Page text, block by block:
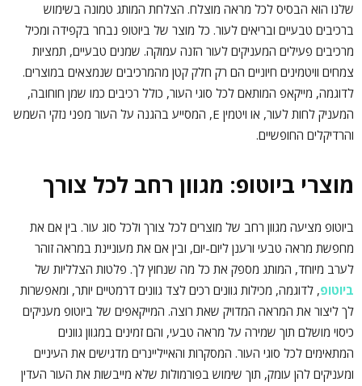
שלנו הוא הבסיס לכל מראה מוצלח. הצלחת המותג טמונה בשימוש
ברכיבים טבעיים ובריאים לעור. כל מוצר של ביוטופ נבחר בקפידה ומכיל
מרכיבים פעילים המעניקים לעור הזנה עמוקה. שמנים טבעיים, תמציות
צמחים וויטמינים חיוניים הם רק חלק קטן מהמרכיבים שנמצאים במוצרים.
לדוגמה, מייקאפ המותאם לכל סוגי העור, כולל רכיבים כמו שמן חוחובה,
המעניק לחות לעור, או ויטמין E, המסייע בהגנה על העור מפני נזקי השמש
והרדיקלים החופשיים.
מוצרי ביוטופ: מגוון רחב לכל צורך
ביוטופ מציעה מגוון רחב של מוצרים לכל צורך ולכל סוג עור. בין אם את
מחפשת מראה טבעי ורענן ליום-יום, ובין אם את מעוניינת במראה זוהר
לערב מיוחד, המותג מספק את כל מה שנחוץ לך. פלטות הצלליות של
ביוטופ, לדוגמה, מכילות גוונים רכים לצד גוונים דרמטיים יותר, ומאפשרות
לך ליצור את המראה המדויק שאת רוצה. המייקאפים של ביוטופ מעניקים
כיסוי מושלם תוך שמירה על מראה טבעי, והם זמינים במגוון גוונים
המתאימים לכל סוגי העור. המסקרות והאייליינרים מדגישים את העיניים
ומעניקים להן עומק, תוך שימוש בפורמולות שלא מייבשות את העור העדין